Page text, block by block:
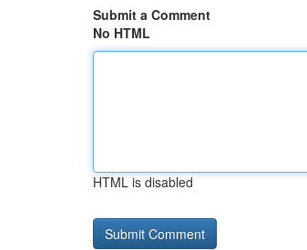
Submit a Comment
No HTML
HTML is disabled